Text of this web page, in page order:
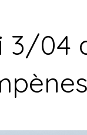
3/04